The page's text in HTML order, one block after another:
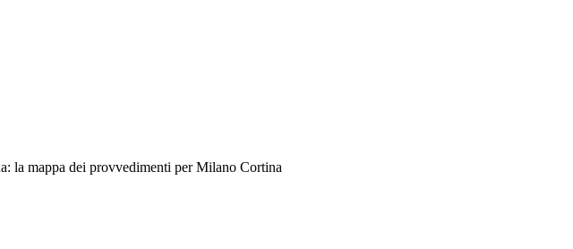
la mappa dei provvedimenti per Milano Cortina